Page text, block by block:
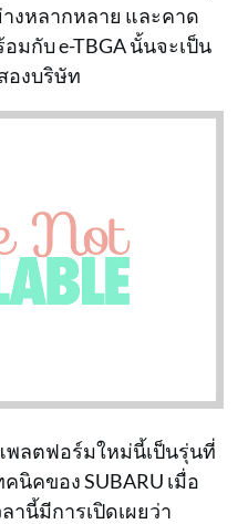
งหลากหลาย และคาด
มกับ e-TBGA นั้นจะเป็น
องบริษัท
ลตฟอร์มใหม่นี้เป็นรุ่นที่
นิคของ SUBARU เมื่อ
านี้มีการเปิดเผยว่า